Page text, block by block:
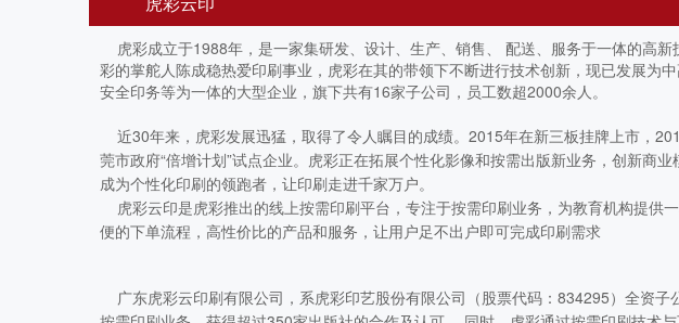
虎彩成立于1988年，是一家集研发、设计、生产、销售、 配送、服务于一体的高
彩的掌舵人陈成稳热爱印刷事业，虎彩在其的带领下不断进行技术创新，现已发展为
安全印务等为一体的大型企业，旗下共有16家子公司，员工数超2000余人。
近30年来，虎彩发展迅猛，取得了令人瞩目的成绩。2015年在新三板挂牌上市，
莞市政府“倍增计划”试点企业。虎彩正在拓展个性化影像和按需出版新业务，创新商
成为个性化印刷的领跑者，让印刷走进千家万户。
虎彩云印是虎彩推出的线上按需印刷平台，专注于按需印刷业务，为教育机构提供
便的下单流程，高性价比的产品和服务，让用户足不出户即可完成印刷需求
广东虎彩云印刷有限公司，系虎彩印艺股份有限公司（股票代码：834295）全资子